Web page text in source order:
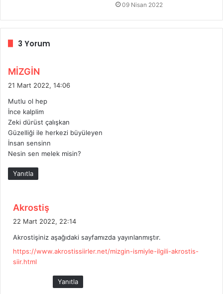
09 Nisan 2022
3 Yorum
MİZGİN
i
k
i
21 Mart 2022, 14:06
Mutlu ol hep
İnce kalplim
Zeki dürüst çalışkan
Güzelliği ile herkezi büyüleyen
İnsan sensinn
Nesin sen melek misin?
Yanıtla
Akrostiş
k
22 Mart 2022, 22:14
Akrostişiniz aşağıdaki sayfamızda yayınlanmıştır.
https://www.akrostissiirler.net/mizgin-ismiyle-ilgili-akrostis-
siir.html
Yanıtla